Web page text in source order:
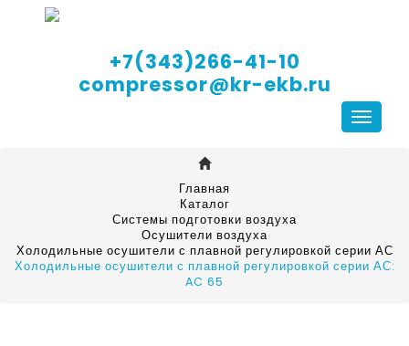
+7(343)266-41-10
compressor@kr-ekb.ru
Главная
Каталог
Системы подготовки воздуха
Осушители воздуха
Холодильные осушители с плавной регулировкой серии АС
Холодильные осушители с плавной регулировкой серии АС:
AC 65